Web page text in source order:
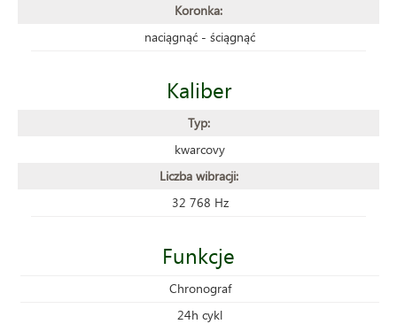
Koronka:
naciągnąć - ściągnąć
Kaliber
Typ:
kwarcovy
Liczba wibracji:
32 768 Hz
Funkcje
Chronograf
24h cykl